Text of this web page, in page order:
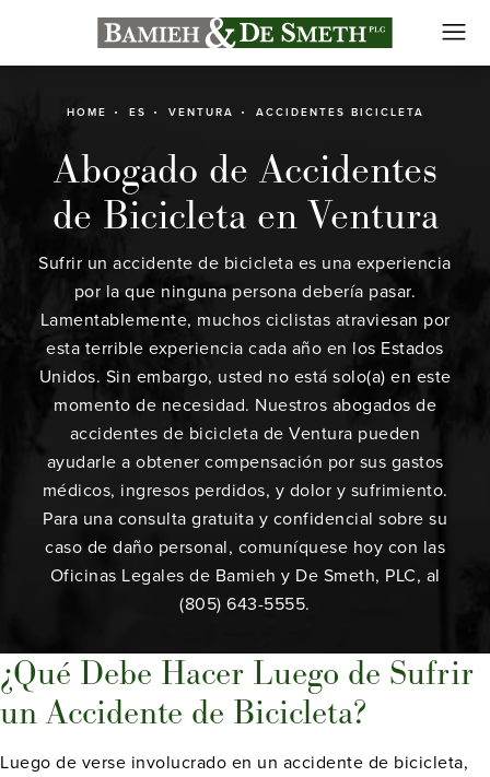
HOME ES VENTURA ACCIDENTES BICICLETA
Abogado de Accidentes
de Bicicleta en Ventura
Sufrir un accidente de bicicleta es una experiencia
por la que ninguna persona debería pasar.
Lamentablemente, muchos ciclistas atraviesan por
esta terrible experiencia cada año en los Estados
Unidos. Sin embargo, usted no está solo(a) en este
momento de necesidad. Nuestros abogados de
accidentes de bicicleta de Ventura pueden
ayudarle a obtener compensación por sus gastos
médicos, ingresos perdidos, y dolor y sufrimiento.
Para una consulta gratuita y confidencial sobre su
caso de daño personal, comuníquese hoy con las
Oficinas Legales de Bamieh y De Smeth, PLC, al
(805) 643-5555.
¿Qué Debe Hacer Luego de Sufrir
un Accidente de Bicicleta?
Luego de verse involucrado en un accidente de bicicleta,